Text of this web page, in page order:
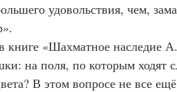
удовольствия, чем,
на поля, по которым ходят
В этом вопросе не все